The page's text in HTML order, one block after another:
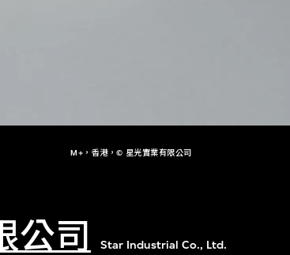
M+，香港，© 星光實業有限公司
公司 Star Industrial Co., Ltd.